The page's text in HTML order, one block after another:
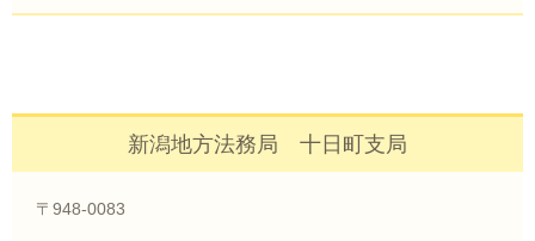
新潟地方法務局 十日町支局
〒948-0083